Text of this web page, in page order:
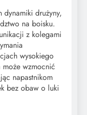
dynamiki drużyny,
na boisku.
z kolegami
wysokiego
wzmocnić
napastnikom
bez obaw o luki